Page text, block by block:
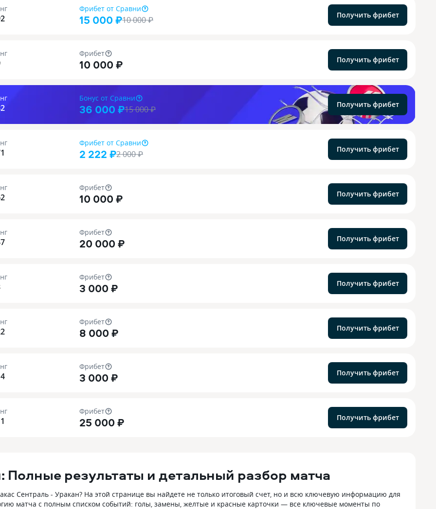
Фрибет от Сравни
15 000 ₽10 000₽ Получить фрибет
Фрибет
10 000 ₽ Получить фрибет
Бонус от Сравни
36 000 ₽15 000₽ Получить фрибет
Фрибет от Сравни
2 222 ₽2 000₽ Получить фрибет
Фрибет
10 000 ₽ Получить фрибет
Фрибет
20 000 ₽ Получить фрибет
Фрибет
3 000 ₽ Получить фрибет
Фрибет
8 000 ₽ Получить фрибет
Фрибет
3 000 ₽ Получить фрибет
Фрибет
25 000 ₽ Получить фрибет
Полные результаты и детальный разбор матча
Сентраль - Уракан? На этой странице вы найдете не только итоговый счет, но и всю ключевую информацию для
матча с полным списком событий: голы, замены, желтые и красные карточки — все ключевые моменты по